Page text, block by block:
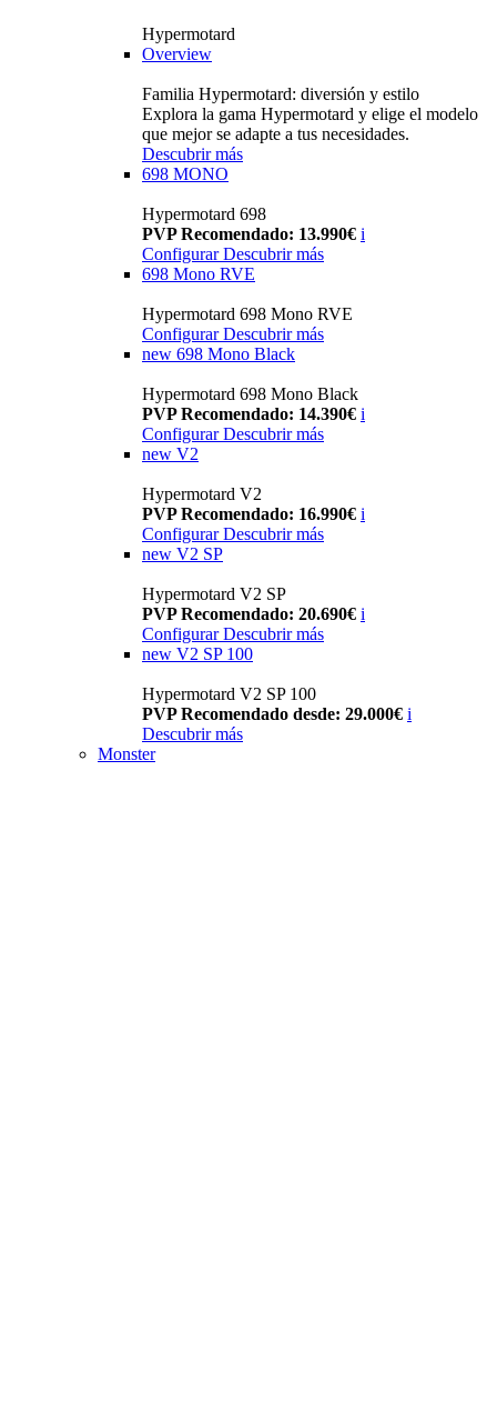
Hypermotard
Overview
Familia Hypermotard: diversión y estilo
Explora la gama Hypermotard y elige el modelo
que mejor se adapte a tus necesidades.
Descubrir más
698 MONO
Hypermotard 698
PVP Recomendado: 13.990€ i
ConfigurarDescubrir más
698 Mono RVE
Hypermotard 698 Mono RVE
Configurar Descubrir más
new 698 Mono Black
Hypermotard 698 Mono Black
PVP Recomendado: 14.390€ i
Configurar Descubrir más
new V2
Hypermotard V2
PVP Recomendado: 16.990€ i
Configurar Descubrir más
new V2 SP
Hypermotard V2 SP
PVP Recomendado: 20.690€ i
Configurar Descubrir más
new V2 SP 100
Hypermotard V2 SP 100
PVP Recomendado desde: 29.000€ i
Descubrir más
Monster